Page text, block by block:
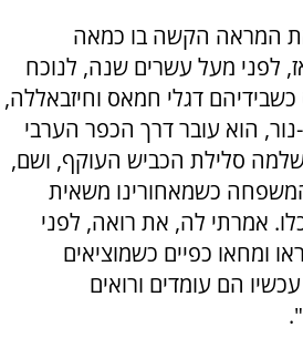
את המראה הקשה בו כמאה
לפני מעל עשרים שנה, לנוכח
דגלי חמאס וחיזבאללה,
הוא עובר דרך הכפר הערבי
סלילת הכביש העוקף, ושם,
כשמאחורינו משאית
אמרתי לה, את רואה, לפני
ומחאו כפיים כשמוציאים
הם עומדים ורואים